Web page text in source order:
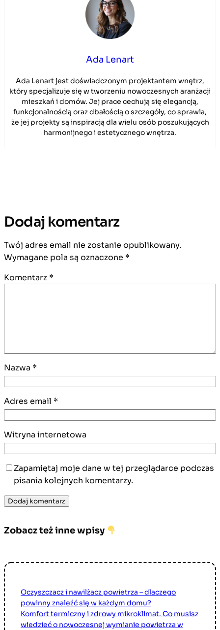
Ada Lenart
Ada Lenart jest doświadczonym projektantem wnętrz,
który specjalizuje się w tworzeniu nowoczesnych aranżacji
mieszkań i domów. Jej prace cechują się elegancją,
funkcjonalnością oraz dbałością o szczegóły, co sprawia,
że jej projekty są inspiracją dla wielu osób poszukujących
harmonijnego i estetycznego wnętrza.
Dodaj komentarz
Twój adres email nie zostanie opublikowany.
Wymagane pola są oznaczone *
Komentarz *
Nazwa *
Adres email *
Witryna internetowa
Zapamiętaj moje dane w tej przeglądarce podczas
pisania kolejnych komentarzy.
Zobacz też inne wpisy
Oczyszczacz i nawilżacz powietrza – dlaczego
powinny znaleźć się w każdym domu?
Komfort termiczny i zdrowy mikroklimat. Co musisz
wiedzieć o nowoczesnej wymianie powietrza w